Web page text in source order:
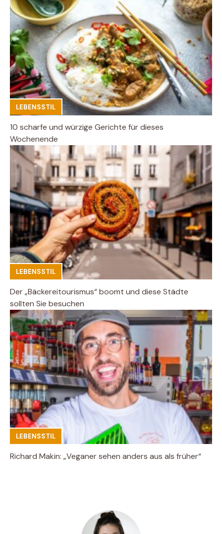
LEBENSSTIL
10 scharfe und würzige Gerichte für dieses
Wochenende
LEBENSSTIL
Der „Bäckereitourismus“ boomt und diese Städte
sollten Sie besuchen
LEBENSSTIL
Richard Makin: „Veganer sehen anders aus als früher“